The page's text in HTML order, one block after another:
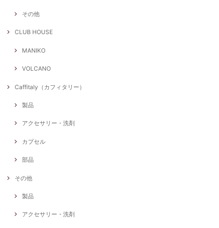
その他
CLUB HOUSE
MANIKO
VOLCANO
Caffitaly（カフィタリー）
製品
アクセサリー・洗剤
カプセル
部品
その他
製品
アクセサリー・洗剤